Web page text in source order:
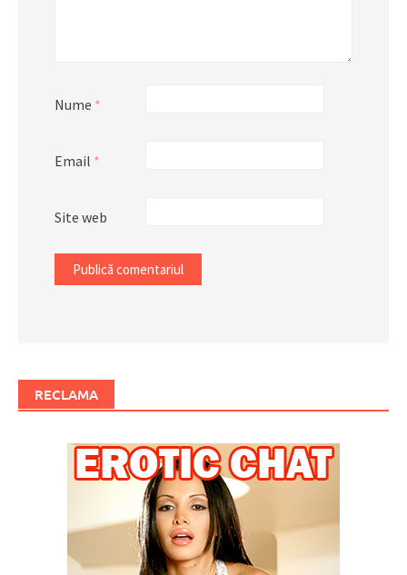
Nume *
Email *
Site web
RECLAMA